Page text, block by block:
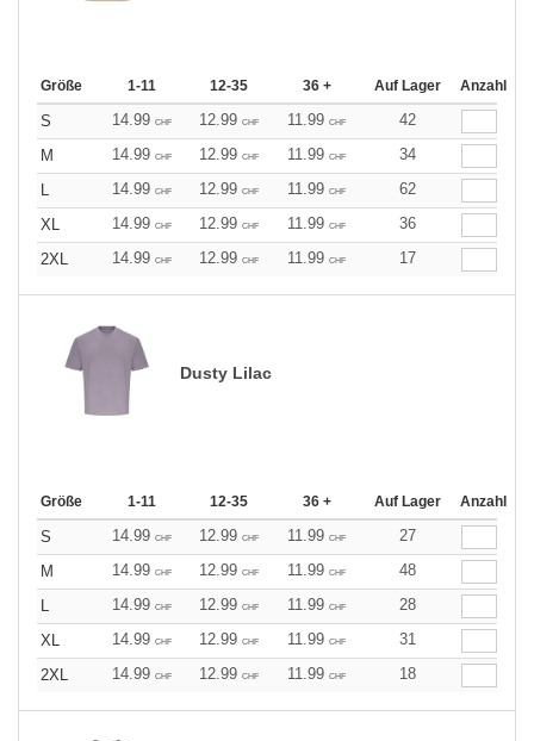
Größe 1-11 12-35 36 + Auf Lager Anzahl
S 14.99 CHF 12.99 CHF 11.99 CHF
42
M
14.99 CHF 12.99 CHF 11.99 CHF
34
L
14.99 CHF 12.99 CHF 11.99 CHF
62
XL
14.99 CHF 12.99 CHF 11.99 CHF
36
2XL
14.99 CHF 12.99 CHF 11.99 CHF 17
Dusty Lilac
Größe 1-11 12-35 36 + Auf Lager Anzahl
S 14.99 CHF 12.99 CHF 11.99 CHF
27
M
14.99 CHF 12.99 CHF 11.99 CHF
48
L
14.99 CHF 12.99 CHF 11.99 CHF
28
XL
14.99 CHF 12.99 CHF 11.99 CHF
31
2XL
14.99 CHF 12.99 CHF 11.99 CHF 18